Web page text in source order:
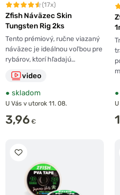
(17x)
Zfish Náväzec Skin
Tungsten Rig 2ks
Tento prémiový, ručne viazaný
náväzec je ideálnou voľbou pre
rybárov, ktorí hľadajú…
video
● skladom
U Vás v utorok 11. 08.
3,96 €
●